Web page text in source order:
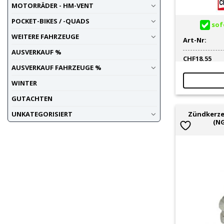
MOTORRÄDER - HM-VENT
POCKET-BIKES / -QUADS
WEITERE FAHRZEUGE
AUSVERKAUF %
AUSVERKAUF FAHRZEUGE %
WINTER
GUTACHTEN
UNKATEGORISIERT
Art-Nr:
CHF18.55